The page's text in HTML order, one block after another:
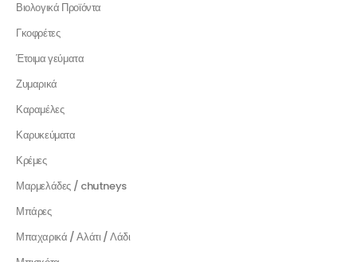
Βιολογικά Προϊόντα
Γκοφρέτες
Έτοιμα γεύματα
Ζυμαρικά
Καραμέλες
Καρυκεύματα
Κρέμες
Μαρμελάδες / chutneys
Μπάρες
Μπαχαρικά / Αλάτι / Λάδι